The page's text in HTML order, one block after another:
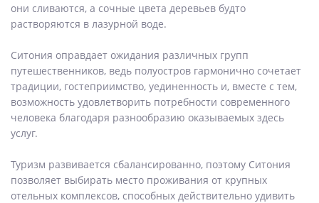
они сливаются, а сочные цвета деревьев будто
растворяются в лазурной воде.
Ситония оправдает ожидания различных групп
путешественников, ведь полуостров гармонично сочетает
традиции, гостеприимство, уединенность и, вместе с тем,
возможность удовлетворить потребности современного
человека благодаря разнообразию оказываемых здесь
услуг.
Туризм развивается сбалансированно, поэтому Ситония
позволяет выбирать место проживания от крупных
отельных комплексов, способных действительно удивить